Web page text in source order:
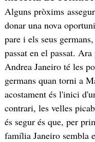
Alguns pròxims
donar una nova
pare i els seus
passat en el passat.
Andrea Janeiro té les
germans quan torni a
acostament és l'inici
contrari, les velles
és segur és que, per
família Janeiro sembla